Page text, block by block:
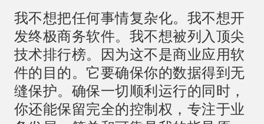
我不想把任何事情复杂化。我不想开
发终极商务软件。我不想被列入顶尖
技术排行榜。因为这不是商业应用软
件的目的。它要确保你的数据得到无
缝保护。确保一切顺利运行的同时，
你还能保留完全的控制权，专注于业